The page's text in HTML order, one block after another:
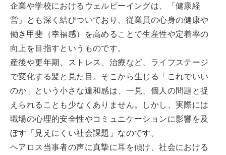
企業や学校におけるウェルビーイングは、「健康経
営」とも深く結びついており、従業員の心身の健康や
働き甲斐（幸福感）を高めることで生産性や定着率の
向上を目指すというものです。
産後や更年期、ストレス、治療など、ライフステージ
で変化する髪と見た目。そこから生じる「これでいい
のか」という小さな違和感は、一見、個人の問題と捉
えられることも少なくありません。しかし、実際には
職場の心理的安全性やコミュニケーションに影響を及
ぼす「見えにくい社会課題」なのです。
ヘアロス当事者の声に真摯に耳を傾け、社会における